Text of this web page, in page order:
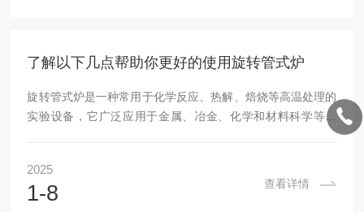
了解以下几点帮助你更好的使用旋转管式炉
旋转管式炉是一种常用于化学反应、热解、焙烧等高温处理的
实验设备，它广泛应用于金属、冶金、化学和材料科学等领
域。通过旋转管内的物料在高温下与气流进行充分接触，旋转
想充分发挥其性能并确保安全稳定的运行，用户必须了解以下
几个关键点。1.正确的安装位置设备在使用前首先需要正确安
2025
1-8 查看详情